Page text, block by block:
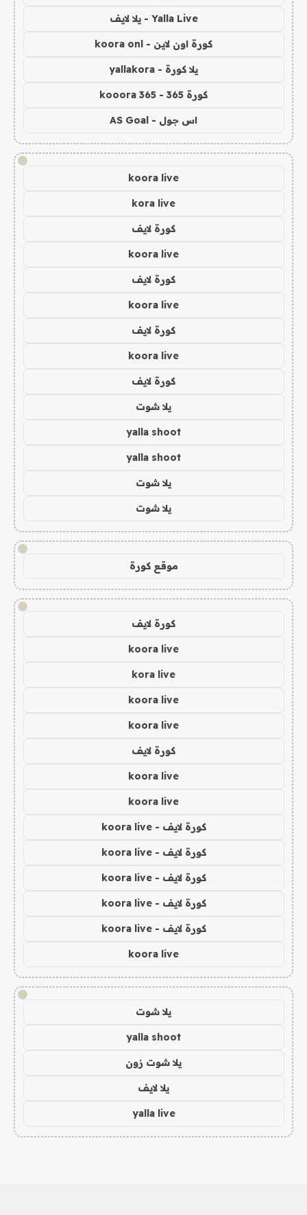
Yalla Live - يلا لايف
كورة اون لاين - koora onl
يلا كورة - yallakora
كورة 365 - kooora 365
اس جول - AS Goal
!
koora live
kora live
كورة لايف
koora live
كورة لايف
koora live
كورة لايف
koora live
كورة لايف
يلا شوت
yalla shoot
yalla shoot
يلا شوت
يلا شوت
!
موقع كورة
!
كورة لايف
koora live
kora live
koora live
koora live
كورة لايف
koora live
koora live
كورة لايف - koora live
كورة لايف - koora live
كورة لايف - koora live
كورة لايف - koora live
كورة لايف - koora live
koora live
!
يلا شوت
yalla shoot
يلا شوت زون
يلا لايف
yalla live